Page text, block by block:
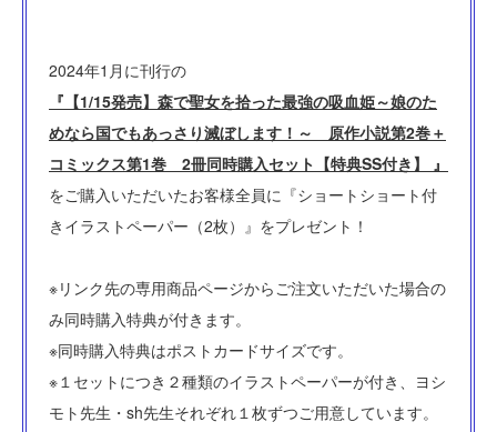
2024年1月に刊行の
『【1/15発売】森で聖女を拾った最強の吸血姫～娘のた
めなら国でもあっさり滅ぼします！～ 原作小説第2巻＋
コミックス第1巻 2冊同時購入セット【特典SS付き】 』
をご購入いただいたお客様全員に『ショートショート付
きイラストペーパー（2枚）』をプレゼント！
※リンク先の専用商品ページからご注文いただいた場合の
み同時購入特典が付きます。
※同時購入特典はポストカードサイズです。
※１セットにつき２種類のイラストペーパーが付き、ヨシ
モト先生・sh先生それぞれ１枚ずつご用意しています。